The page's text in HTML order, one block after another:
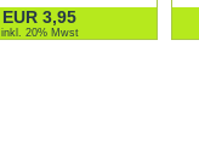
EUR 3,95
inkl. 20% Mwst